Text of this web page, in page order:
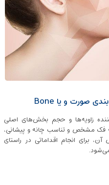
معیار سوّم زیبایی چهره: استخوان‌بندی صورت و یا Bone
زاویه‌ها و حجم‌ بخش‌های اصلی
فک مشخص و تناسب چانه و پیشانی،
برای انجام اقداماتی در راستای